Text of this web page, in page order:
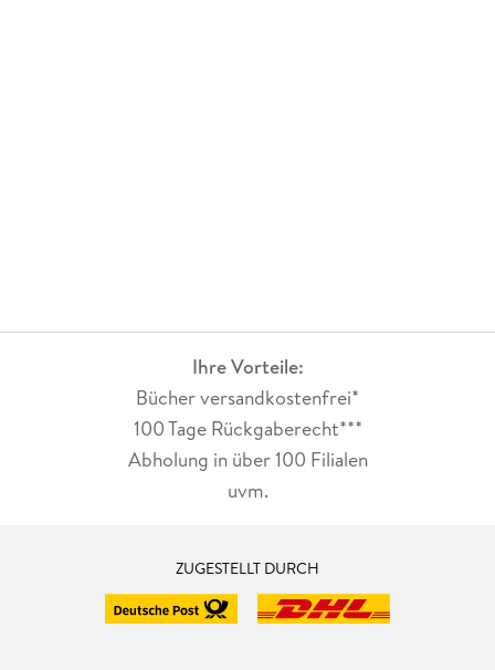
Ihre Vorteile:
Bücher versandkostenfrei*
100 Tage Rückgaberecht***
Abholung in über 100 Filialen
uvm.
ZUGESTELLT DURCH